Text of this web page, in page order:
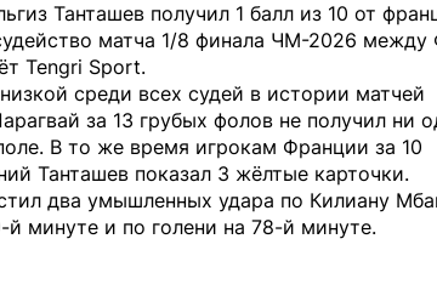
Танташев получил 1 балл из 10 от
матча 1/8 финала ЧМ-2026 между
Tengri Sport.
среди всех судей в истории матчей
за 13 грубых фолов не получил ни
В то же время игрокам Франции за 10
Танташев показал 3 жёлтые карточки.
два умышленных удара по Килиану
й минуте и по голени на 78-й минуте.